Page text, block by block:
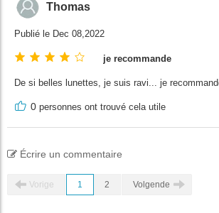
Thomas
Publié le Dec 08,2022
je recommande
De si belles lunettes, je suis ravi... je
0 personnes ont trouvé cela utile
Écrire un commentaire
Vorige 1 2 Volgende